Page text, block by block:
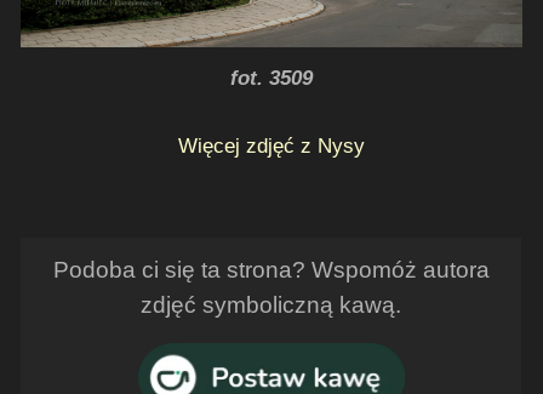
fot. 3509
Więcej zdjęć z Nysy
Podoba ci się ta strona? Wspomóż autora
zdjęć symboliczną kawą.